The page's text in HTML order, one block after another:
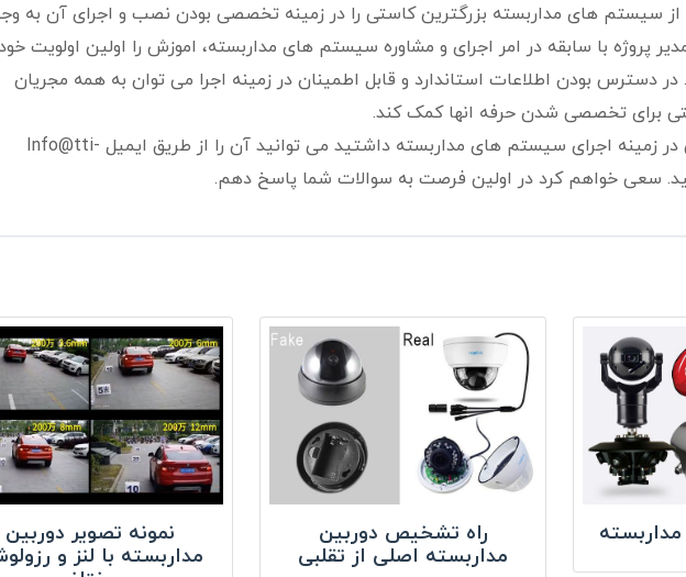
سیستم های مداربسته بزرگترین کاستی را در زمینه تخصصی بودن نصب و اجرای آن به
پروژه با سابقه در امر اجرای و مشاوره سیستم های مداربسته، اموزش را اولین اولویت
در دسترس بودن اطلاعات استاندارد و قابل اطمینان در زمینه اجرا می توان به همه مجریان
برای تخصصی شدن حرفه انها کمک کند.
در صورتی که سوالی در زمینه اجرای سیستم های مداربسته داشتید می توانید آن را از طریق ایمیل Info@tti-
راه تشخیص دوربین
مداربسته اصلی از تقلبی
نمونه تصویر دوربین
مداربسته با لنز و